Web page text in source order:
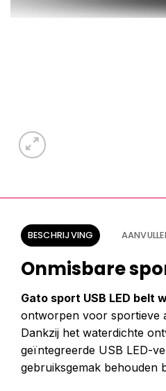
BESCHRIJVING
Onmisbare
Gato sport USB LED belt
ontworpen voor sportieve
Dankzij het waterdichte
geïntegreerde USB LED-
gebruiksgemak behouden